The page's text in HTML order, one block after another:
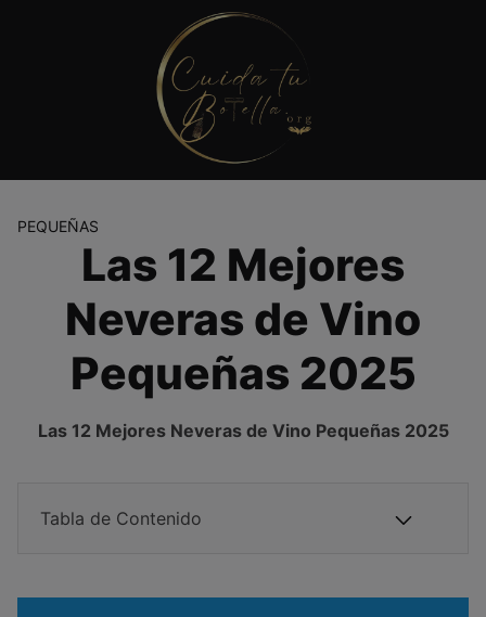
PEQUEÑAS
Las 12 Mejores
Neveras de Vino
Pequeñas 2025
Las 12 Mejores Neveras de Vino Pequeñas 2025
Tabla de Contenido